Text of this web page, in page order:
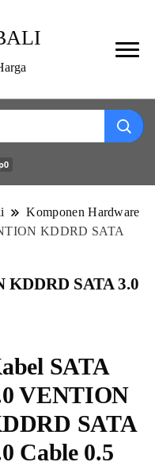
Komponen Hardware
KDDRD SATA
KDDRD SATA 3.0
SATA
VENTION
SATA
Cable 0.5